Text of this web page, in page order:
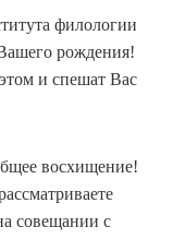
филологии
рождения!
и спешат Вас
восхищение!
совещании с